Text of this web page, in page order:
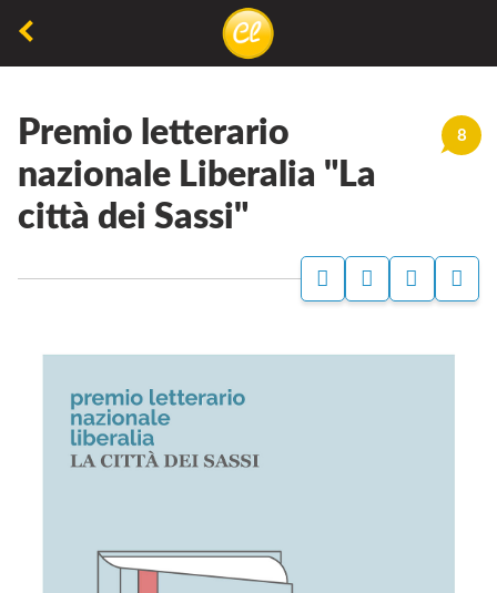
non
permette
camminare,
respirare
8
Premio letterario
nazionale Liberalia "La
città dei Sassi"